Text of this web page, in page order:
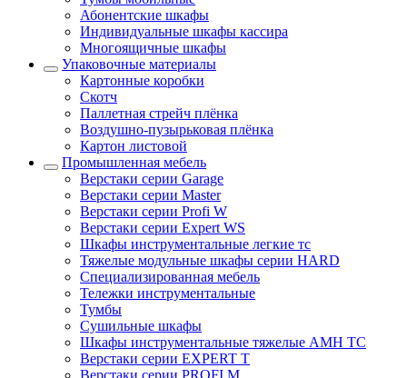
Абонентские шкафы
Индивидуальные шкафы кассира
Многоящичные шкафы
Упаковочные материалы
Картонные коробки
Скотч
Паллетная стрейч плёнка
Воздушно-пузырьковая плёнка
Картон листовой
Промышленная мебель
Верстаки серии Garage
Верстаки серии Master
Верстаки серии Profi W
Верстаки серии Expert WS
Шкафы инструментальные легкие тс
Тяжелые модульные шкафы серии HARD
Cпециализированная мебель
Тележки инструментальные
Тумбы
Cушильные шкафы
Шкафы инструментальные тяжелые AMH TC
Верстаки серии EXPERT T
Верстаки серии PROFI M